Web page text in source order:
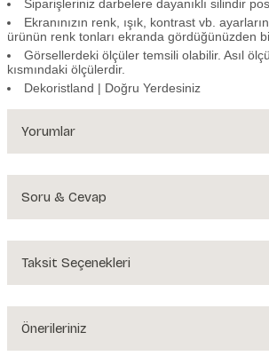
Siparişleriniz darbelere dayanıklı silindir
Ekranınızın renk, ışık, kontrast vb.
ürünün renk tonları ekranda gördüğünüzden
Görsellerdeki ölçüler temsili olabilir. Asıl
kısmındaki ölçülerdir.
Dekoristland | Doğru Yerdesiniz
Yorumlar
Soru & Cevap
Ürün hakkında henüz soru
Taksit Seçenekleri
Önerileriniz